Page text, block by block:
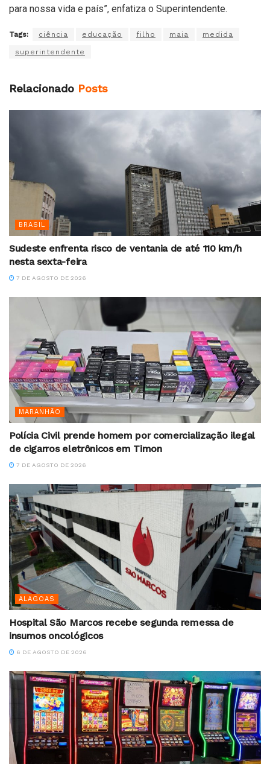
para nossa vida e país”, enfatiza o Superintendente.
Tags: ciência educação filho maia medida
superintendente
Relacionado Posts
BRASIL
Sudeste enfrenta risco de ventania de até 110 km/h
nesta sexta-feira
7 DE AGOSTO DE 2026
MARANHÃO
Polícia Civil prende homem por comercialização ilegal
de cigarros eletrônicos em Timon
7 DE AGOSTO DE 2026
ALAGOAS
Hospital São Marcos recebe segunda remessa de
insumos oncológicos
6 DE AGOSTO DE 2026